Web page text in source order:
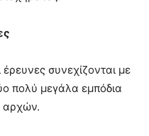
συνεχίζονται με
πολύ μεγάλα εμπόδια
αρχών.